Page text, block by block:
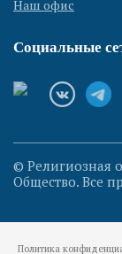
Наш офис
Социальные
© Религиозная
Общество. Все
Политика